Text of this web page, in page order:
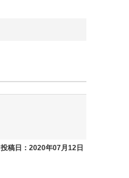
投稿日：2020年07月12日